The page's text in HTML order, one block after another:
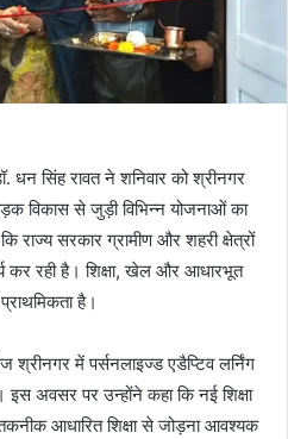
धन सिंह रावत ने शनिवार को श्रीनगर
विकास से जुड़ी विभिन्न योजनाओं का
राज्य सरकार ग्रामीण और शहरी क्षेत्रों
कर रही है। शिक्षा, खेल और आधारभूत
है।
श्रीनगर में पर्सनलाइज्ड एडैप्टिव लर्निंग
अवसर पर उन्होंने कहा कि नई शिक्षा
तकनीक आधारित शिक्षा से जोड़ना आवश्यक